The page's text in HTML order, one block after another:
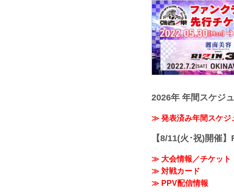
2026年 年間スケジ
≫ 発表済み年間スケジ
【8/11(火･祝)開催
≫ 大会情報／チケット
≫ 対戦カード
≫ PPV配信情報